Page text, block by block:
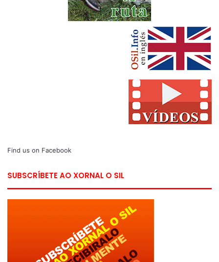
Find us on Facebook
SUBSCRÍBETE AO XORNAL O SIL